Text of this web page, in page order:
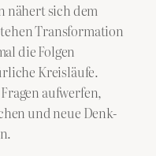
nähert sich dem
Transformation
die Folgen
Kreisläufe.
aufwerfen,
und neue Denk-